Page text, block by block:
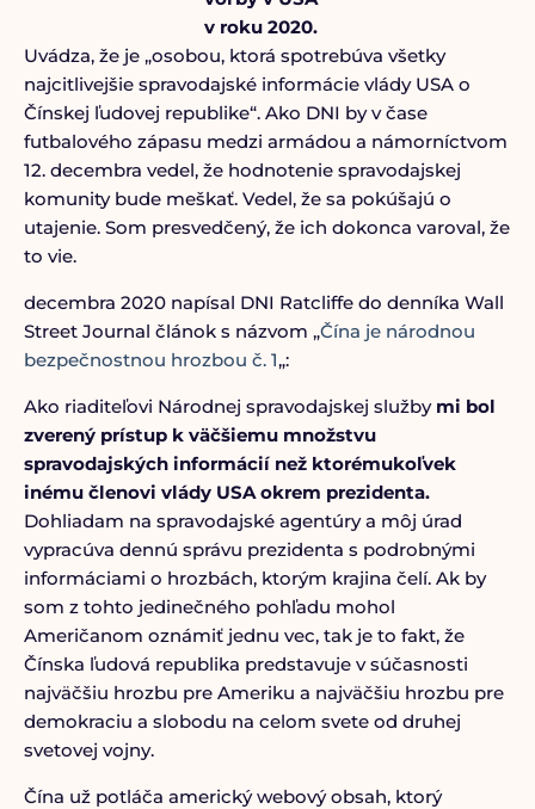
v roku 2020.
Uvádza, že je „osobou, ktorá spotrebúva všetky
najcitlivejšie spravodajské informácie vlády USA o
Čínskej ľudovej republike“. Ako DNI by v čase
futbalového zápasu medzi armádou a námorníctvom
12. decembra vedel, že hodnotenie spravodajskej
komunity bude meškať. Vedel, že sa pokúšajú o
utajenie. Som presvedčený, že ich dokonca varoval, že
to vie.
decembra 2020 napísal DNI Ratcliffe do denníka Wall
Street Journal článok s názvom „Čína je národnou
bezpečnostnou hrozbou č. 1„:
Ako riaditeľovi Národnej spravodajskej služby mi bol
zverený prístup k väčšiemu množstvu
spravodajských informácií než ktorémukoľvek
inému členovi vlády USA okrem prezidenta.
Dohliadam na spravodajské agentúry a môj úrad
vypracúva dennú správu prezidenta s podrobnými
informáciami o hrozbách, ktorým krajina čelí. Ak by
som z tohto jedinečného pohľadu mohol
Američanom oznámiť jednu vec, tak je to fakt, že
Čínska ľudová republika predstavuje v súčasnosti
najväčšiu hrozbu pre Ameriku a najväčšiu hrozbu pre
demokraciu a slobodu na celom svete od druhej
svetovej vojny.
Čína už potláča americký webový obsah, ktorý